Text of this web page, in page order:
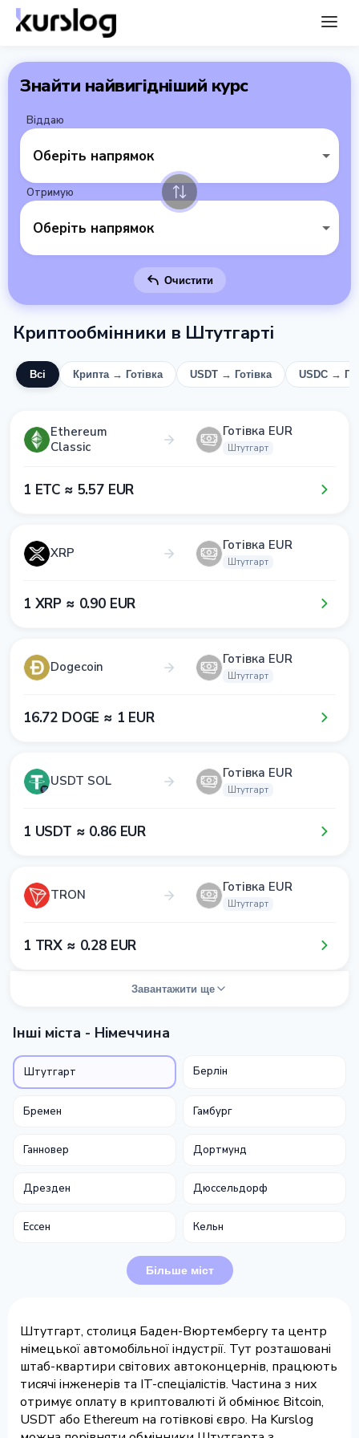
Знайти найвигідніший курс
Віддаю
Оберіть напрямок
Отримую
Оберіть напрямок
Очистити
Криптообмінники в Штутгарті
Всі Крипта → Готівка USDT → Готівка USDC →
Ethereum
Classic
Готівка EUR
Штутгарт
1​ ETC ≈ 5​.5​7​ EUR
XRP Готівка EUR
Штутгарт
1​ XRP ≈ 0​.9​0​ EUR
Dogecoin Готівка EUR
Штутгарт
1​6​.7​2​ DOGE ≈ 1​ EUR
USDT SOL Готівка EUR
Штутгарт
1​ USDT ≈ 0​.8​6​ EUR
TRON Готівка EUR
Штутгарт
1​ TRX ≈ 0​.2​8​ EUR
Завантажити ще
Інші міста - Німеччина
Штутгарт Берлін
Бремен Гамбург
Ганновер Дортмунд
Дрезден Дюссельдорф
Ессен Кельн
Більше міст
Штутгарт, столиця Баден-Вюртембергу та центр
німецької автомобільної індустрії. Тут розташовані
штаб-квартири світових автоконцернів, працюють
тисячі інженерів та IT-спеціалістів. Частина з них
отримує оплату в криптовалюті й обмінює Bitcoin,
USDT або Ethereum на готівкові євро. На Kurslog